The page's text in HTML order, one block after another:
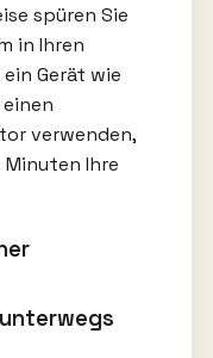
spüren Sie
in Ihren
Gerät wie
verwenden,
Ihre